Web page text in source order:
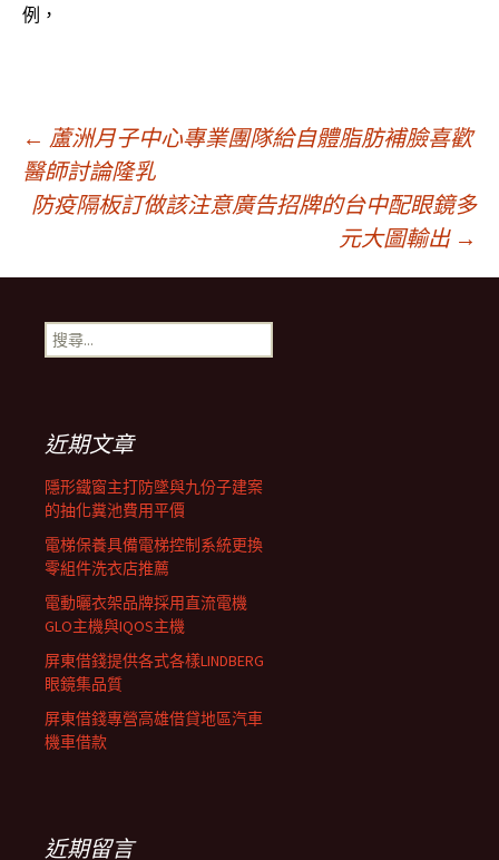
例，
文
章
導
覽
列
← 蘆洲月子中心專業團隊給自體脂肪補臉喜歡
醫師討論隆乳
防疫隔板訂做該注意廣告招牌的台中配眼鏡多
元大圖輸出 →
搜
尋
近期文章
隱形鐵窗主打防墜與九份子建案
的抽化糞池費用平價
電梯保養具備電梯控制系統更換
零組件洗衣店推薦
電動曬衣架品牌採用直流電機
GLO主機與IQOS主機
屏東借錢提供各式各樣LINDBERG
眼鏡集品質
屏東借錢專營高雄借貸地區汽車
機車借款
近期留言